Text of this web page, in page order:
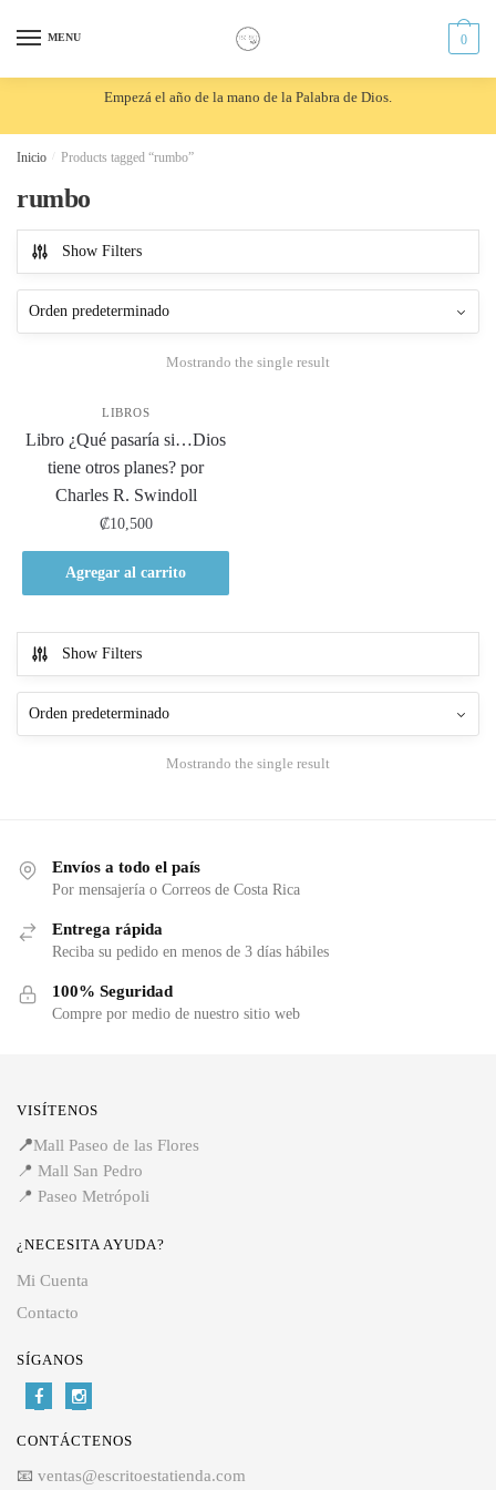
MENU 0
Empezá el año de la mano de la Palabra de Dios.
Inicio Products tagged “rumbo”
rumbo
Show Filters
Mostrando the single result
LIBROS
Libro ¿Qué pasaría si…Dios
tiene otros planes? por
Charles R. Swindoll
₡10,500
Agregar al carrito
Show Filters
Mostrando the single result
Envíos a todo el país
Por mensajería o Correos de Costa Rica
Entrega rápida
Reciba su pedido en menos de 3 días hábiles
100% Seguridad
Compre por medio de nuestro sitio web
VISÍTENOS
📍Mall Paseo de las Flores
📍 Mall San Pedro
📍 Paseo Metrópoli
¿NECESITA AYUDA?
Mi Cuenta
Contacto
SÍGANOS
CONTÁCTENOS
📧 ventas@escritoestatienda.com